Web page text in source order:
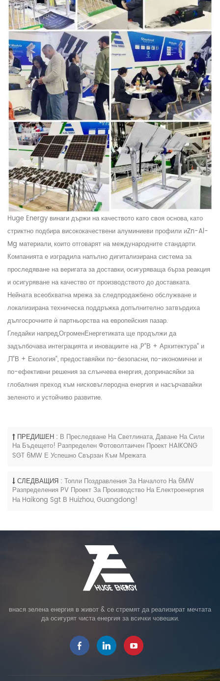
Huge Energy винаги държи на качеството като своя основа, като
стриктно подбира висококачествени алуминиеви профили иZn-Al-
Mg материали, които отговарят на международните стандарти.
Компанията е изградила напълно дигитализирана система за
проследяване на веригата за доставки, осигуряваща бърза реакция
и осигуряване на качество от производството до доставката.
Нейната всеобхватна мрежа за следпродажбено обслужване и
локализирана техническа поддръжка допълнително затвърдиха
дългосрочните ѝ партньорства на европейския пазар.
Гледайки напред,ОгроменЕнергетиката ще продължи да
задълбочава интеграцията и иновациите на „P“В + Архитектура“ и
„П“В + Екология“, предоставяйки по-безопасни, по-икономични и
по-ефективни решения за слънчева енергия, допринасяйки за
глобалния преход към нисковъглеродна енергия и насърчавайки
зеленото и устойчиво развитие.
ПРЕДИШЕН : В Преследване На Светлината, Даване На Сили
На Бъдещето! Разпределен Фотоволтаичен Проект HAIKONG
SGT 6MW Е Успешно Свързан Към Мрежата
СЛЕДВАЩИЯ : Топли Поздравления За Началото На 6MW
Разпределения PV Проект За Производство На Електроенергия
На Haikong Sgt В Huizhou, Guangdong!
внася зелена енергия в живот & се стремят да реализират мечтата
да осигурят чиста енергия за всички човешки.